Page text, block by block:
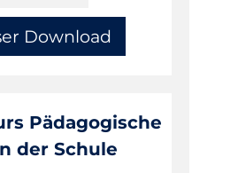
Download
Pädagogische
der Schule